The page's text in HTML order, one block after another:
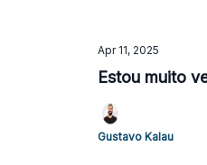
Apr 11, 2025
Estou muito
Gustavo Kalau